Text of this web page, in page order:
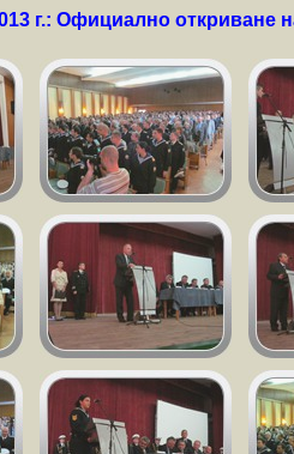
г.: Официално